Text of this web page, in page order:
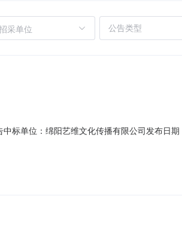
采单位
标单位：绵阳艺维文化传播有限公司发布日